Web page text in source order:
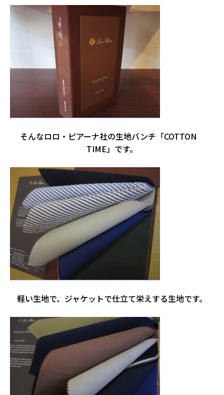
そんなロロ・ピアーナ社の生地バンチ「COTTON
TIME」です。
軽い生地で、ジャケットで仕立て栄えする生地です。